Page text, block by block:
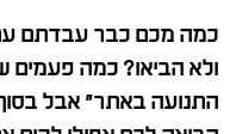
כמה מכם כבר עבדתם
ולא הביאו? כמה פעמים
התנועה באתר" אבל